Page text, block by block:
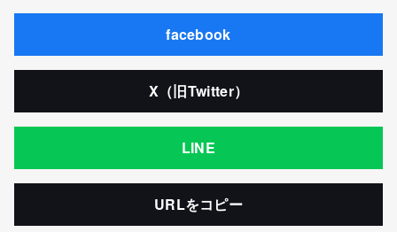
facebook
X（旧Twitter）
LINE
URLをコピー